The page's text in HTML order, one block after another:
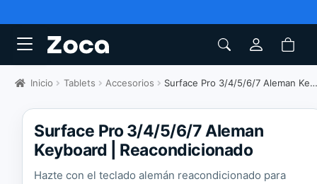
Inicio Tablets Accesorios Surface Pro 3/4/5/6/7 Aleman Keyboard
Surface Pro 3/4/5/6/7 Aleman
Keyboard | Reacondicionado
Hazte con el teclado alemán reacondicionado para